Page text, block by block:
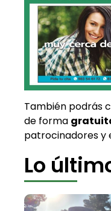
También podrás
de forma
patrocinadores y
Lo